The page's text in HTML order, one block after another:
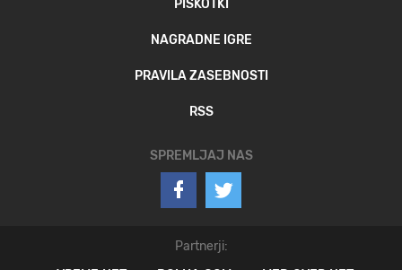
PIŠKOTKI
NAGRADNE IGRE
PRAVILA ZASEBNOSTI
RSS
SPREMLJAJ NAS
Partnerji: